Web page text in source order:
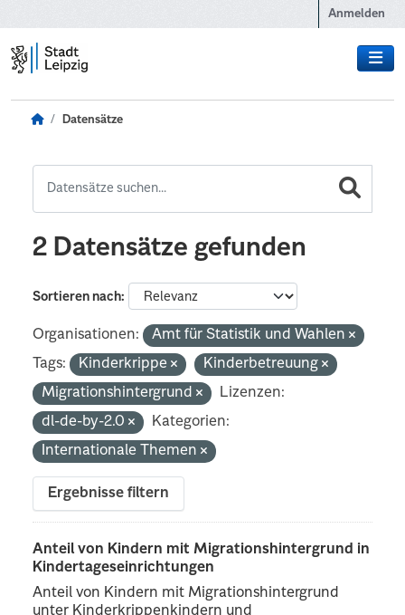
Anmelden
Datensätze
2 Datensätze gefunden
Sortieren nach
Organisationen:
Amt für Statistik und Wahlen
Tags:
Kinderkrippe
Kinderbetreuung
Migrationshintergrund
Lizenzen:
dl-de-by-2.0
Kategorien:
Internationale Themen
Ergebnisse filtern
Anteil von Kindern mit Migrationshintergrund in
Kindertageseinrichtungen
Anteil von Kindern mit Migrationshintergrund
unter Kinderkrippenkindern und